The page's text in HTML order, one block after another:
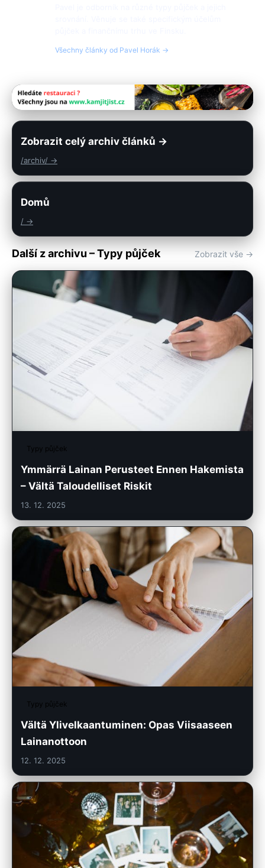
Všechny články od Pavel Horák →
Zobrazit celý archiv článků →
/archiv/ →
Domů
/ →
Další z archivu – Typy půjček Zobrazit vše →
Typy půjček
Ymmärrä Lainan Perusteet Ennen Hakemista
– Vältä Taloudelliset Riskit
13. 12. 2025
Typy půjček
Vältä Ylivelkaantuminen: Opas Viisaaseen
Lainanottoon
12. 12. 2025